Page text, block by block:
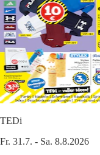
TEDi
Fr. 31.7. - Sa. 8.8.2026